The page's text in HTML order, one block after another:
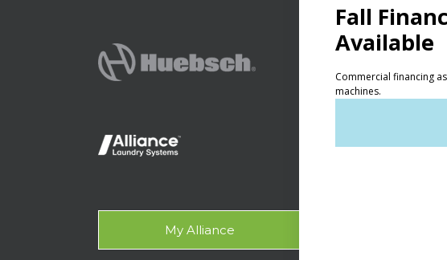
My Alliance
產品
自助洗衣店